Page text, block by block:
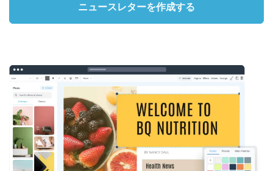
ニュースレターを作成する